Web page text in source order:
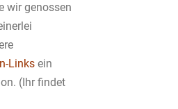
wir genossen
Links ein
(Ihr findet